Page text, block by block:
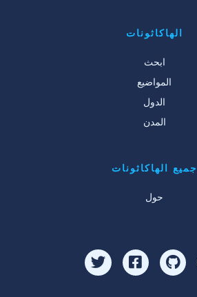
الهاكاثونات
ابحث
المواضيع
الدول
المدن
جميع الهاكاثونات
حول